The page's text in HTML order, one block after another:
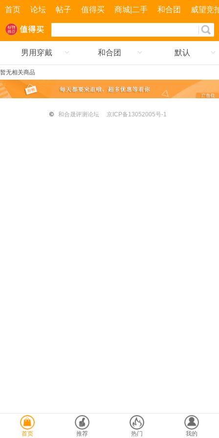
首页 论坛 帖子 值得买 商城|二手 和合团 威望竞
男用穿戴 和合团 默认
暂无相关商品
首页 推荐 热门 我的
© 和合晟评测论坛 京ICP备13052005号-1